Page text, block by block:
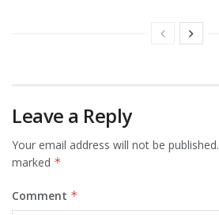
Leave a Reply
Your email address will not be published.
marked *
Comment *